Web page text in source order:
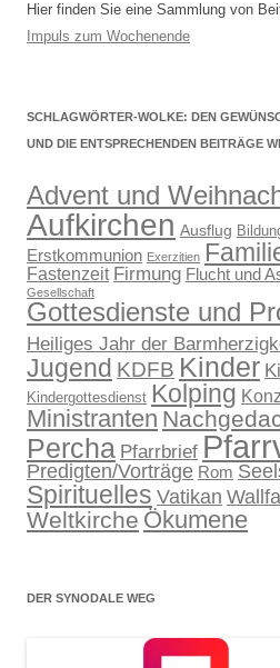
Hier finden Sie eine Sammlung von
Impuls zum Wochenende
SCHLAGWÖRTER-WOLKE: DEN
UND DIE ENTSPRECHENDEN BEITRÄGE
Advent und
Aufkirchen Ausflug
Erstkommunion Exerzitien
Fastenzeit Firmung Flucht und
Gesellschaft
Gottesdienste und
Heiliges Jahr der
Jugend KDFB Kinder
Kindergottesdienst Kolping
Ministranten
Percha Pfarrbrief
Predigten/Vorträge Rom
Spirituelles Vatikan
Weltkirche Ökumene
DER SYNODALE WEG